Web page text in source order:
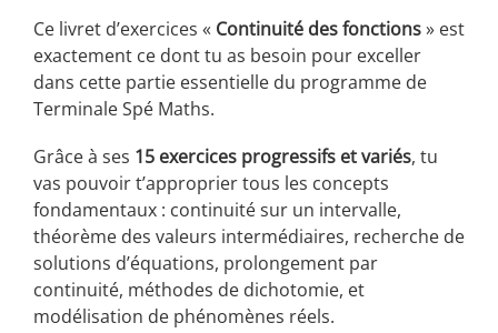
Ce livret d’exercices « Continuité des fonctions​ » est
exactement ce dont tu as besoin pour exceller
dans cette partie essentielle du programme de
Terminale Spé Maths.
Grâce à ses 15 exercices progressifs et variés, tu
vas pouvoir t’approprier tous les concepts
fondamentaux : continuité sur un intervalle,
théorème des valeurs intermédiaires, recherche de
solutions d’équations, prolongement par
continuité, méthodes de dichotomie, et
modélisation de phénomènes réels.